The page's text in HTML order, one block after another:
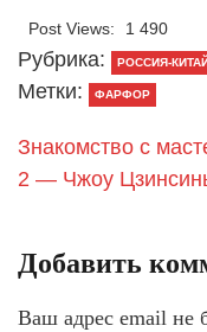
Post Views: 1 490
Рубрика: РОССИЯ-
Метки: ФАРФОР
Знакомство с
2 — Чжоу
Добавить
Ваш адрес email не